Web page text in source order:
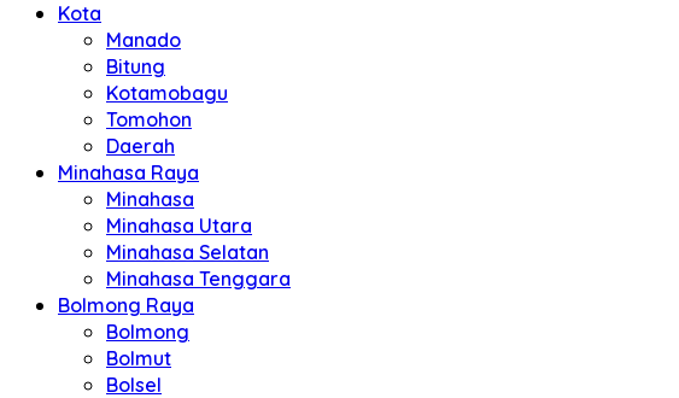
Kota
Manado
Bitung
Kotamobagu
Tomohon
Daerah
Minahasa Raya
Minahasa
Minahasa Utara
Minahasa Selatan
Minahasa Tenggara
Bolmong Raya
Bolmong
Bolmut
Bolsel